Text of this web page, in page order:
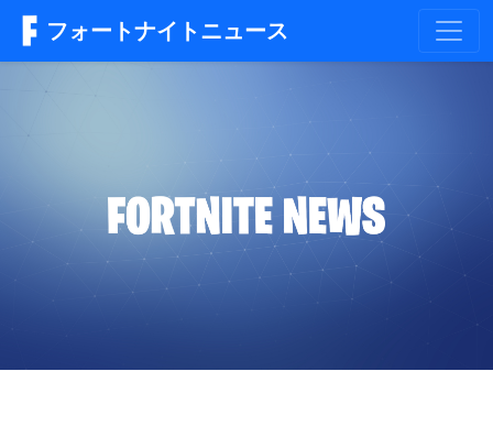
フォートナイトニュース